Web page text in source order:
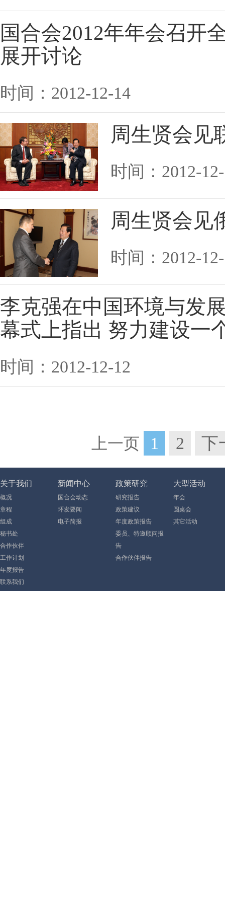
国合会2012年年会召开
展开讨论
时间：2012-12-14
周生贤会见
时间：2012-
周生贤会见
时间：2012-
李克强在中国环境与发
幕式上指出 努力建设一
时间：2012-12-12
上一页 1 2 下
关于我们
概况
章程
组成
秘书处
合作伙伴
工作计划
年度报告
联系我们
新闻中心
国合会动态
环发要闻
电子简报
政策研究
研究报告
政策建议
年度政策报告
委员、特邀顾问报
告
合作伙伴报告
大型活动
年会
圆桌会
其它活动